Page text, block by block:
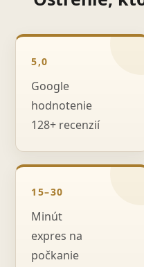
5,0
Google
hodnotenie
128+ recenzií
15–30
Minút
expres na
počkanie